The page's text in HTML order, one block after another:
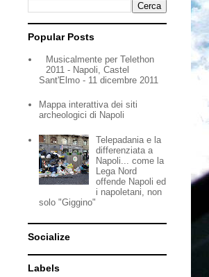
Popular Posts
Musicalmente per Telethon
2011 - Napoli, Castel
Sant'Elmo - 11 dicembre 2011
Mappa interattiva dei siti
archeologici di Napoli
Telepadania e la
differenziata a
Napoli... come la
Lega Nord
offende Napoli ed
i napoletani, non
solo "Giggino"
Socialize
Labels